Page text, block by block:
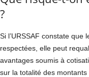
?
Si l’URSSAF constate que
respectées, elle peut
avantages soumis à
sur la totalité des